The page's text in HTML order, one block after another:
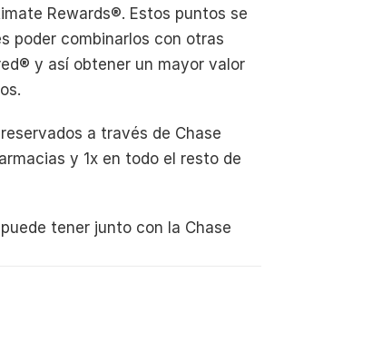
Rewards®. Estos puntos se
poder combinarlos con otras
y así obtener un mayor valor
a través de Chase
y 1x en todo el resto de
tener junto con la Chase